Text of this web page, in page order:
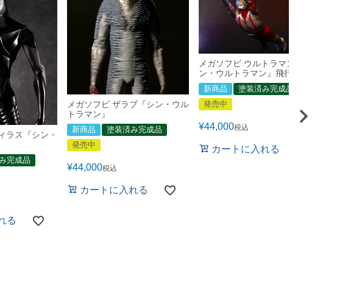
ラス『シン・
完成品
る
メガソフビ ザラブ『シン・ウル
トラマン』
新商品
塗装済み完成品
発売中
¥44,000税込
カートに入れる
メガソフビ ウルトラマン『シ
ン・ウルトラマン』飛行形態
新商品
塗装済み完成品
発売中
¥44,000税込
カートに入れる